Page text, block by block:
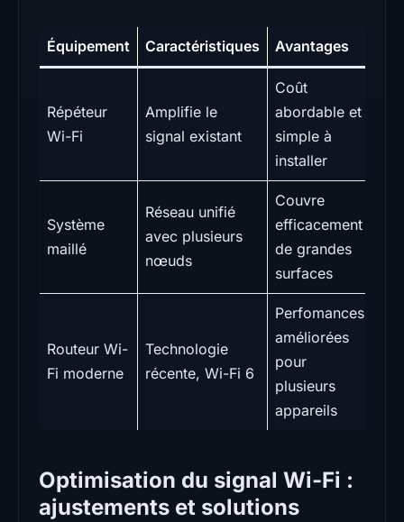
Équipement Caractéristiques Avantages
Répéteur
Wi-Fi
Amplifie le
signal existant
Coût
abordable et
simple à
installer
Système
maillé
Réseau unifié
avec plusieurs
nœuds
Couvre
efficacement
de grandes
surfaces
Routeur Wi-
Fi moderne
Technologie
récente, Wi-Fi 6
Perfomances
améliorées
pour
plusieurs
appareils
Optimisation du signal Wi-Fi :
ajustements et solutions